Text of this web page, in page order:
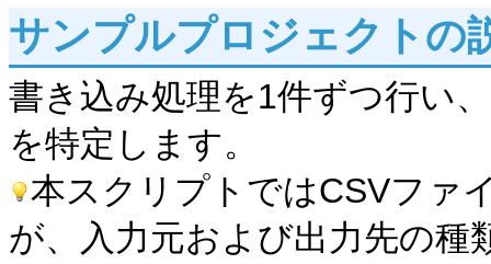
サンプルプロジェクトの
書き込み処理を1件ずつ行い
を特定します。
本スクリプトではCSVファ
が、入力元および出力先の